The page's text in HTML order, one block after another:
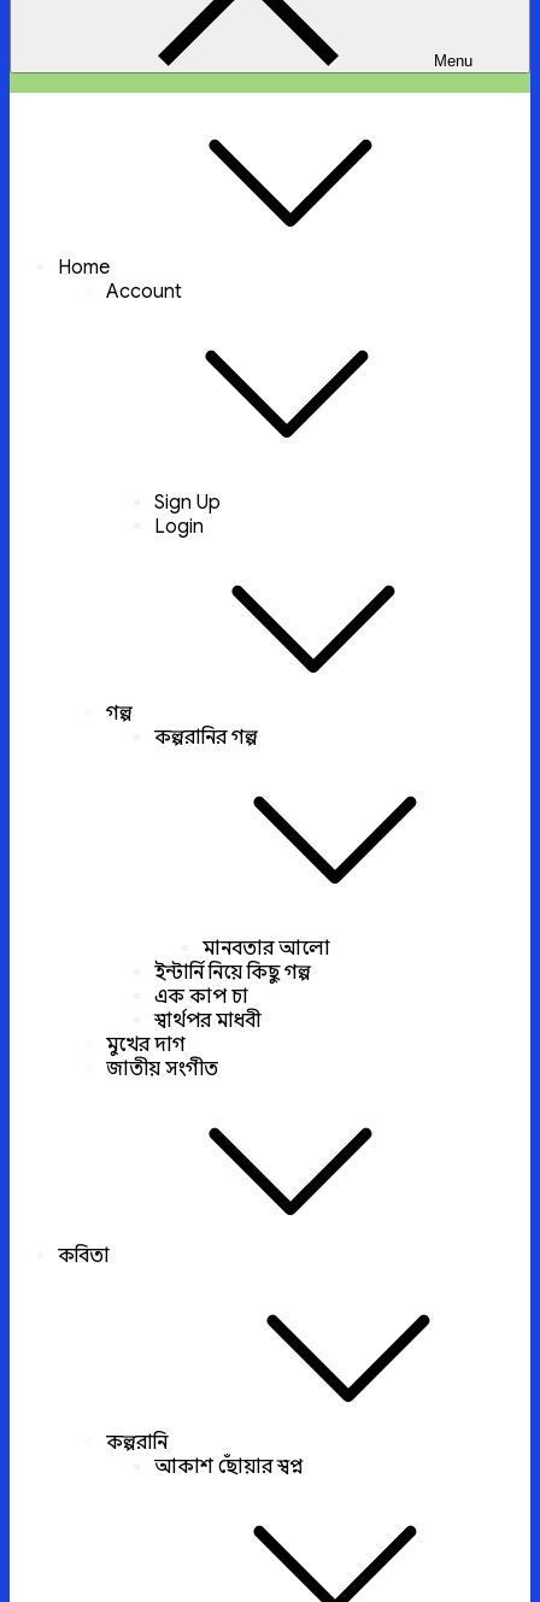
Menu
Home
Account
Sign Up
Login
গল্প
কল্পরানির গল্প
মানবতার আলো
ইন্টার্নি নিয়ে কিছু গল্প
এক কাপ চা
স্বার্থপর মাধবী
মুখের দাগ
জাতীয় সংগীত
কবিতা
কল্পরানি
আকাশ ছোঁয়ার স্বপ্ন